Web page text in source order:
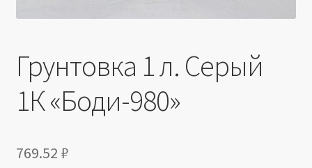
Грунтовка 1 л. Серый
1К «Боди-980»
769.52 ₽